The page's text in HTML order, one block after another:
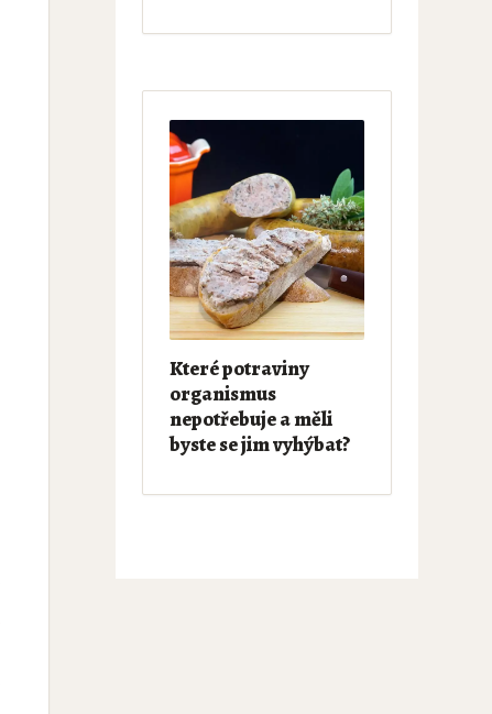
Které potraviny
organismus
nepotřebuje a měli
byste se jim vyhýbat?